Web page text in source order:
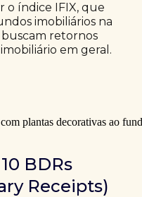
o índice IFIX, que
imobiliários na
buscam retornos
em geral.
BDRs
Receipts)